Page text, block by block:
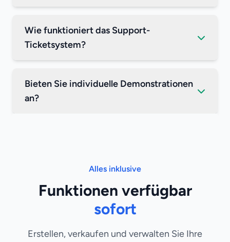
Wie funktioniert das Support-
Ticketsystem?
Bieten Sie individuelle Demonstrationen
an?
Alles inklusive
Funktionen verfügbar
sofort
Erstellen, verkaufen und verwalten Sie Ihre